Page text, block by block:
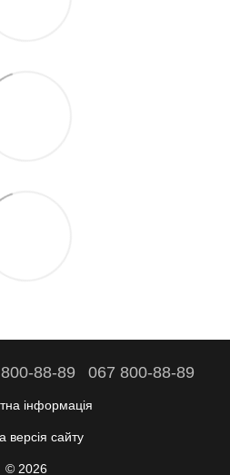
88-89 067 800-88-89
інформація
версія сайту
© 2026